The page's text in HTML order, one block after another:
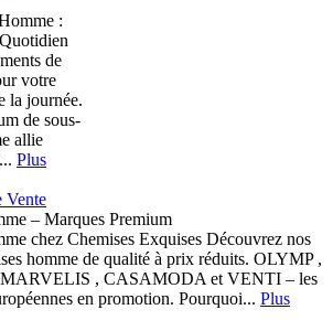
:
de
votre
la journée.
de sous-
allie
Plus
Vente
– Marques Premium
chez Chemises Exquises Découvrez nos
homme de qualité à prix réduits. OLYMP ,
, CASAMODA et VENTI – les
en promotion. Pourquoi... Plus